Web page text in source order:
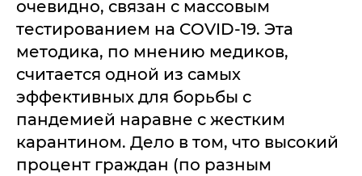
очевидно, связан с массовым
тестированием на COVID-19. Эта
методика, по мнению медиков,
считается одной из самых
эффективных для борьбы с
пандемией наравне с жестким
карантином. Дело в том, что высокий
процент граждан (по разным